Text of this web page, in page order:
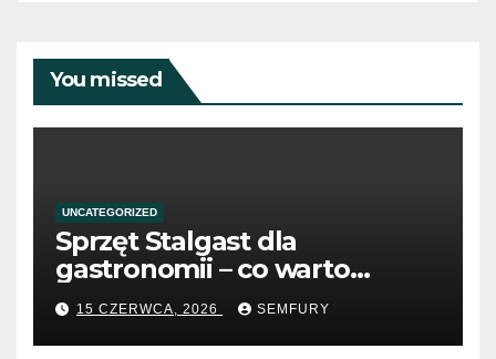
You missed
UNCATEGORIZED
Sprzęt Stalgast dla
gastronomii – co warto
wiedzieć przed zakupem?
15 CZERWCA, 2026 SEMFURY